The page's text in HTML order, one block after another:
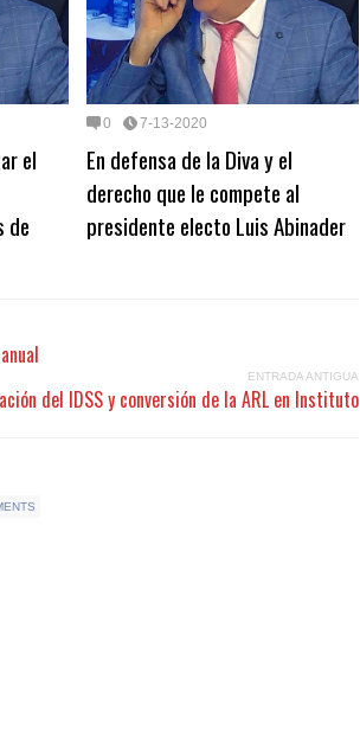
el
de
0 7-13-2020
En defensa de la Diva y el
derecho que le compete al
presidente electo Luis Abinader
ENTRADA ANTIGUA
del IDSS y conversión de la ARL en Instituto